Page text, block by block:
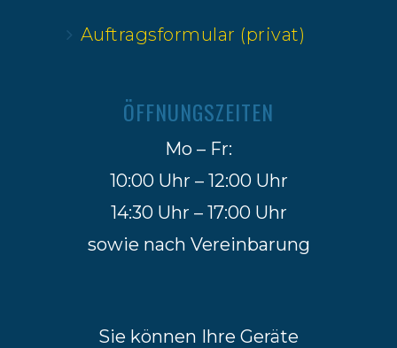
Auftragsformular (privat)
ÖFFNUNGSZEITEN
Mo – Fr:
10:00 Uhr – 12:00 Uhr
14:30 Uhr – 17:00 Uhr
sowie nach Vereinbarung
Sie können Ihre Geräte